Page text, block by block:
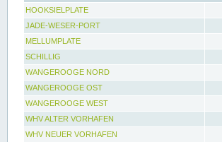
HOOKSIELPLATE
JADE-WESER-PORT
MELLUMPLATE
SCHILLIG
WANGEROOGE NORD
WANGEROOGE OST
WANGEROOGE WEST
WHV ALTER VORHAFEN
WHV NEUER VORHAFEN